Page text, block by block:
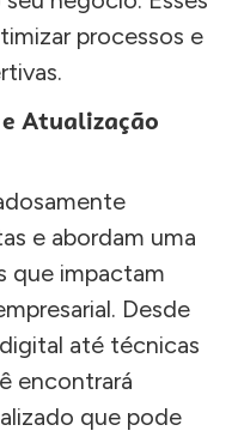
processos e
Atualização
e abordam uma
que impactam
Desde
até técnicas
encontrará
que pode